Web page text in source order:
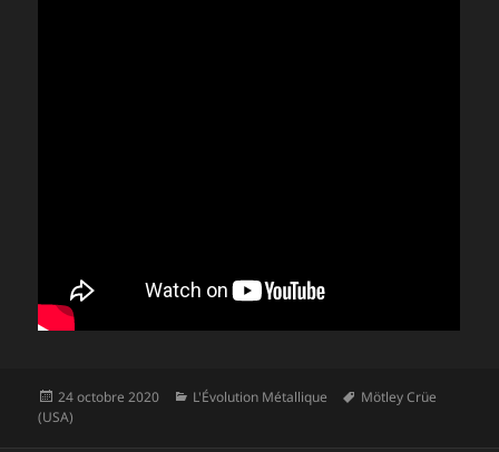
Publié
le
24 octobre 2020 Catégories
L'Évolution Métallique
Mots-
Mötley Crüe
(USA)